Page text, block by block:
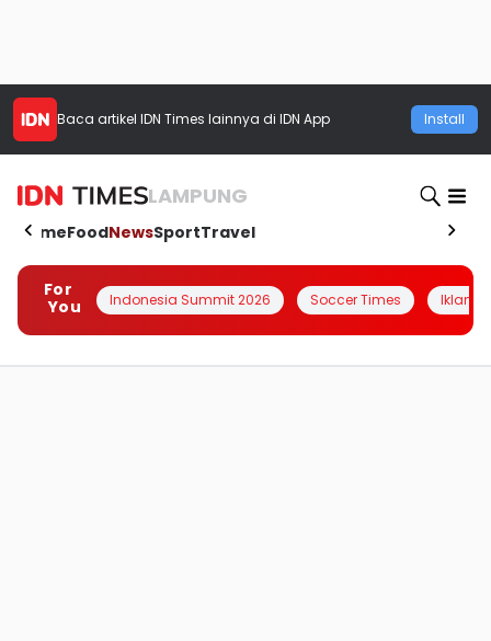
Baca artikel IDN Times lainnya di IDN App Install
LAMPUNG
HomeFoodNewsSportTravel
For
You
Indonesia Summit 2026 Soccer Times Iklanin